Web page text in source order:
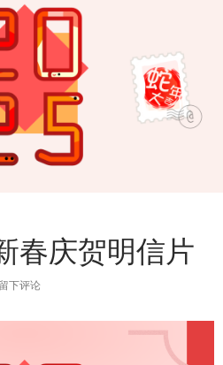
春庆贺明信片
留下评论